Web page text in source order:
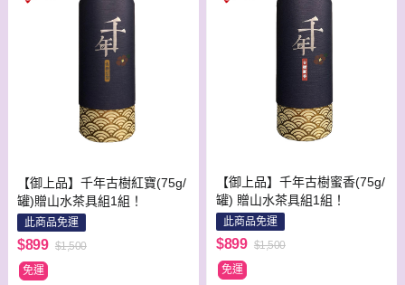
【御上品】千年古樹紅寶(75g/
罐)贈山水茶具組1組！
此商品免運
$899 $1,500
免運
【御上品】千年古樹蜜香(75g/
罐) 贈山水茶具組1組！
此商品免運
$899 $1,500
免運